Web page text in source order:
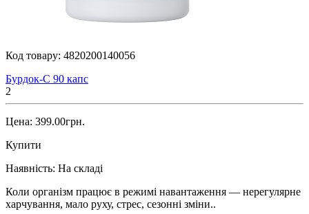
Код товару: 4820200140056
Бурдок-С 90 капс
2
Цена: 399.00грн.
Купити
Наявність: На складі
Коли організм працює в режимі навантаження — нерегулярне
харчування, мало руху, стрес, сезонні зміни..